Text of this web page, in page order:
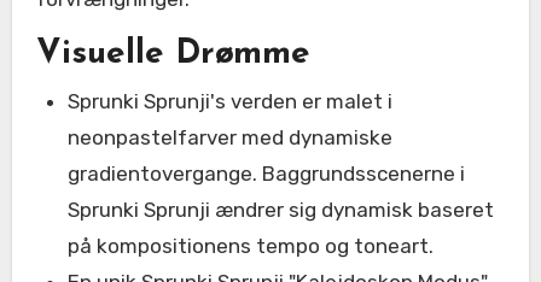
Visuelle Drømme
Sprunki Sprunji's verden er malet i
neonpastelfarver med dynamiske
gradientovergange. Baggrundsscenerne i
Sprunki Sprunji ændrer sig dynamisk baseret
på kompositionens tempo og toneart.